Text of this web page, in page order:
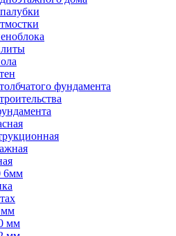
фундамента
6мм
мм
мм